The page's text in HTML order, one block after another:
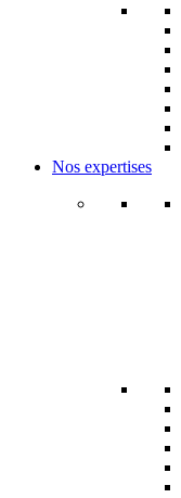
Nos expertises